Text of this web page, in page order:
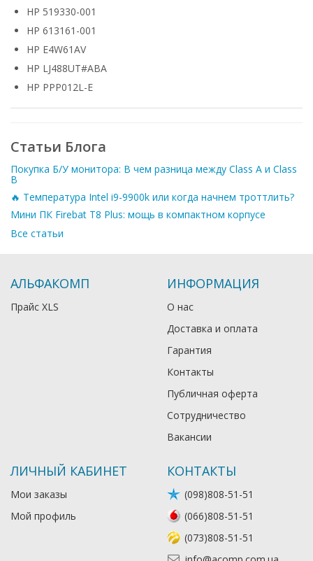
HP 519330-001
HP 613161-001
HP E4W61AV
HP LJ488UT#ABA
HP PPP012L-E
Статьи Блога
Покупка Б/У монитора: В чем разница между Class A и Class
B
🔥 Температура Intel i9-9900k или когда начнем троттлить?
Мини ПК Firebat T8 Plus: мощь в компактном корпусе
Все статьи
АЛЬФАКОМП
Прайс XLS
ИНФОРМАЦИЯ
О нас
Доставка и оплата
Гарантия
Контакты
Публичная оферта
Сотрудничество
Вакансии
ЛИЧНЫЙ КАБИНЕТ
Мои заказы
Мой профиль
КОНТАКТЫ
(098)808-51-51
(066)808-51-51
(073)808-51-51